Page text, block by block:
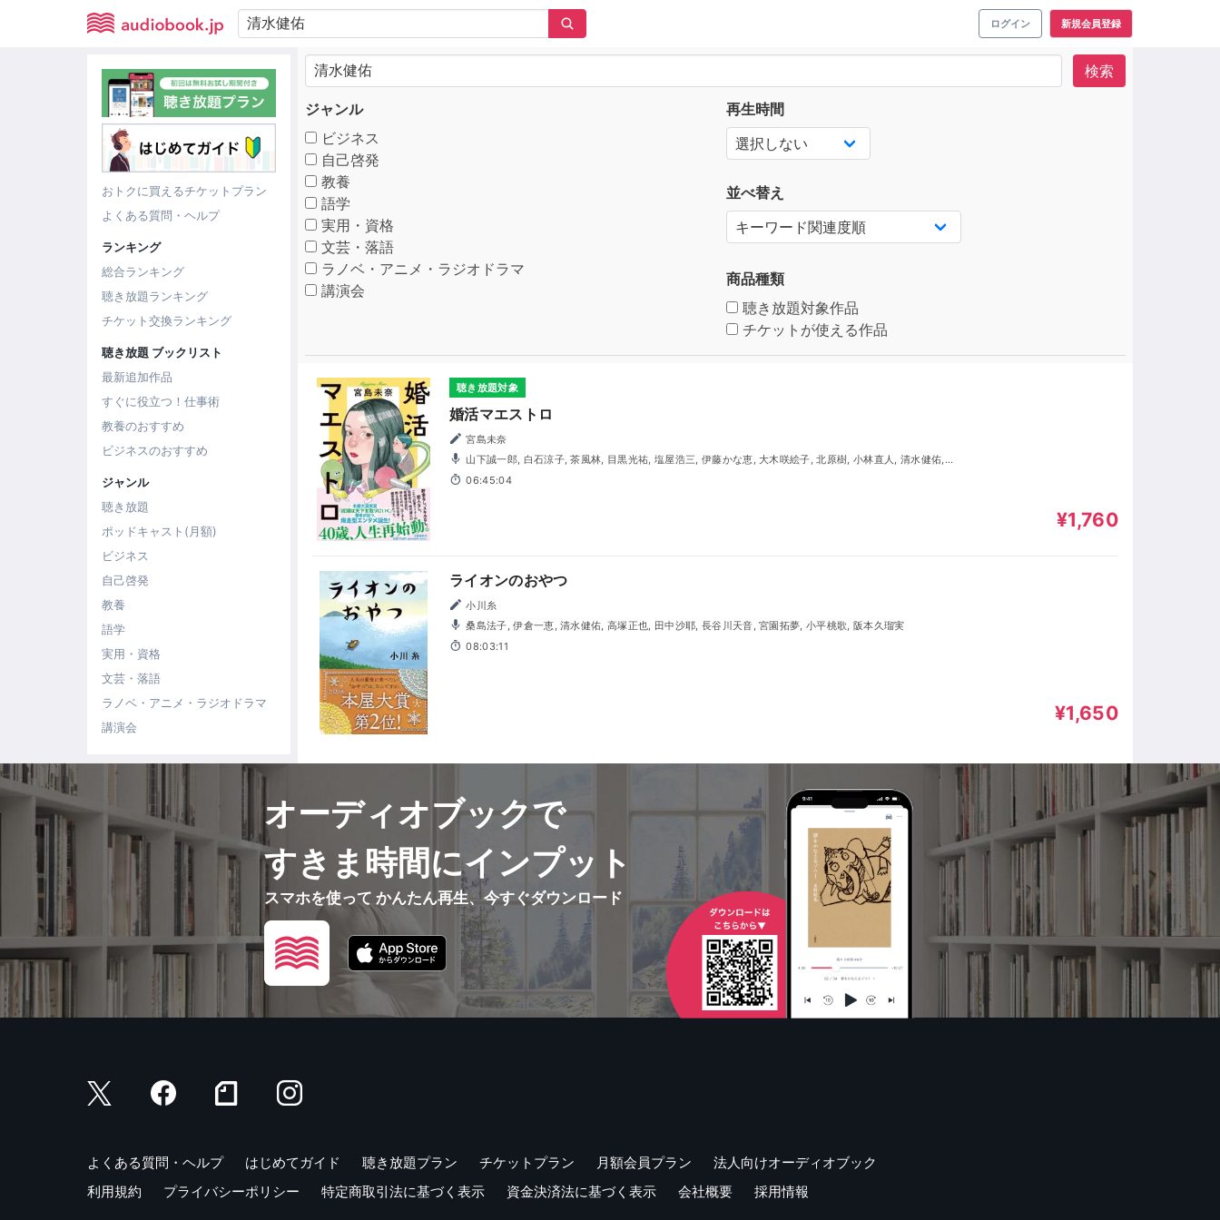
ログイン 新規会員登録
おトクに買えるチケットプラン
よくある質問・ヘルプ
ランキング
総合ランキング
聴き放題ランキング
チケット交換ランキング
聴き放題 ブックリスト
最新追加作品
すぐに役立つ！仕事術
教養のおすすめ
ビジネスのおすすめ
ジャンル
聴き放題
ポッドキャスト(月額)
ビジネス
自己啓発
教養
語学
実用・資格
文芸・落語
ラノベ・アニメ・ラジオドラマ
講演会
検索
ジャンル
ビジネス
自己啓発
教養
語学
実用・資格
文芸・落語
ラノベ・アニメ・ラジオドラマ
講演会
再生時間
並べ替え
商品種類
聴き放題対象作品
チケットが使える作品
聴き放題対象
婚活マエストロ
宮島未奈
玉木雅士, 長谷川天音, 三浦円, 山名枝里子
06:45:04
¥1,760
ライオンのおやつ
小川糸
桑島法子, 伊倉一恵, 清水健佑, 高塚正也, 田中沙耶, 長谷川天音, 宮園拓夢, 小平桃歌, 阪本久瑠実
08:03:11
¥1,650
オーディオブックで
すきま時間にインプット
スマホを使って かんたん再生、今すぐダウンロード
よくある質問・ヘルプ はじめてガイド 聴き放題プラン チケットプラン 月額会員プラン
法人向けオーディオブック
利用規約
プライバシーポリシー 特定商取引法に基づく表示 資金決済法に基づく表示 会社概要 採用情報